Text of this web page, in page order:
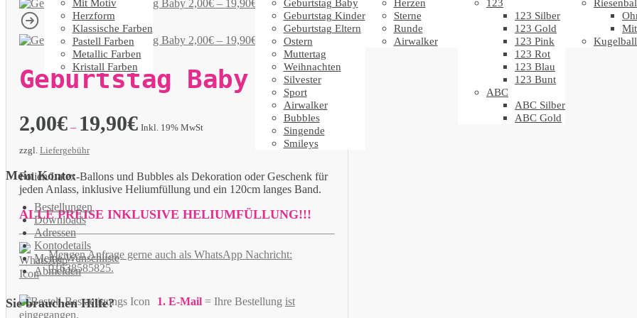
Mit Motiv
Herzform
Klassische Farben
Pastell Farben
Metallic Farben
Kristall Farben
Geburtstag Baby
Geburtstag Kinder
Geburtstag Eltern
Ostern
Muttertag
Weihnachten
Silvester
Sport
Airwalker
Bubbles
Singende
Smileys
Herzen
Sterne
Runde
Airwalker
123
123 Silber
123 Gold
123 Pink
123 Rot
123 Blau
123 Bunt
ABC
ABC Silber
ABC Gold
Mein Konto:
Bestellungen
Downloads
Adressen
Kontodetails
Meine Wunschliste
Abmelden
Sie brauchen Hilfe?
Geburtstag Baby 2,00€– 19,90€ Inkl. 19% MwSt
Geburtstag Baby 2,00€– 19,90€ Inkl. 19% MwSt
Geburtstag Baby
2,00€– 19,90€ Inkl. 19% MwSt
zzgl. Liefergebühr
Folien/Latex-Ballons und Bubbles als Dekoration oder Geschenk für
jeden Anlass, inklusive Heliumfüllung und ein 120cm langes Band.
ALLE PREISE INKLUSIVE HELIUMFÜLLUNG!!!
Mengen Anfrage gerne auch als WhatsApp Nachricht:
01638585825.
1. E-Mail= Ihre Bestellung ist
eingegangen.